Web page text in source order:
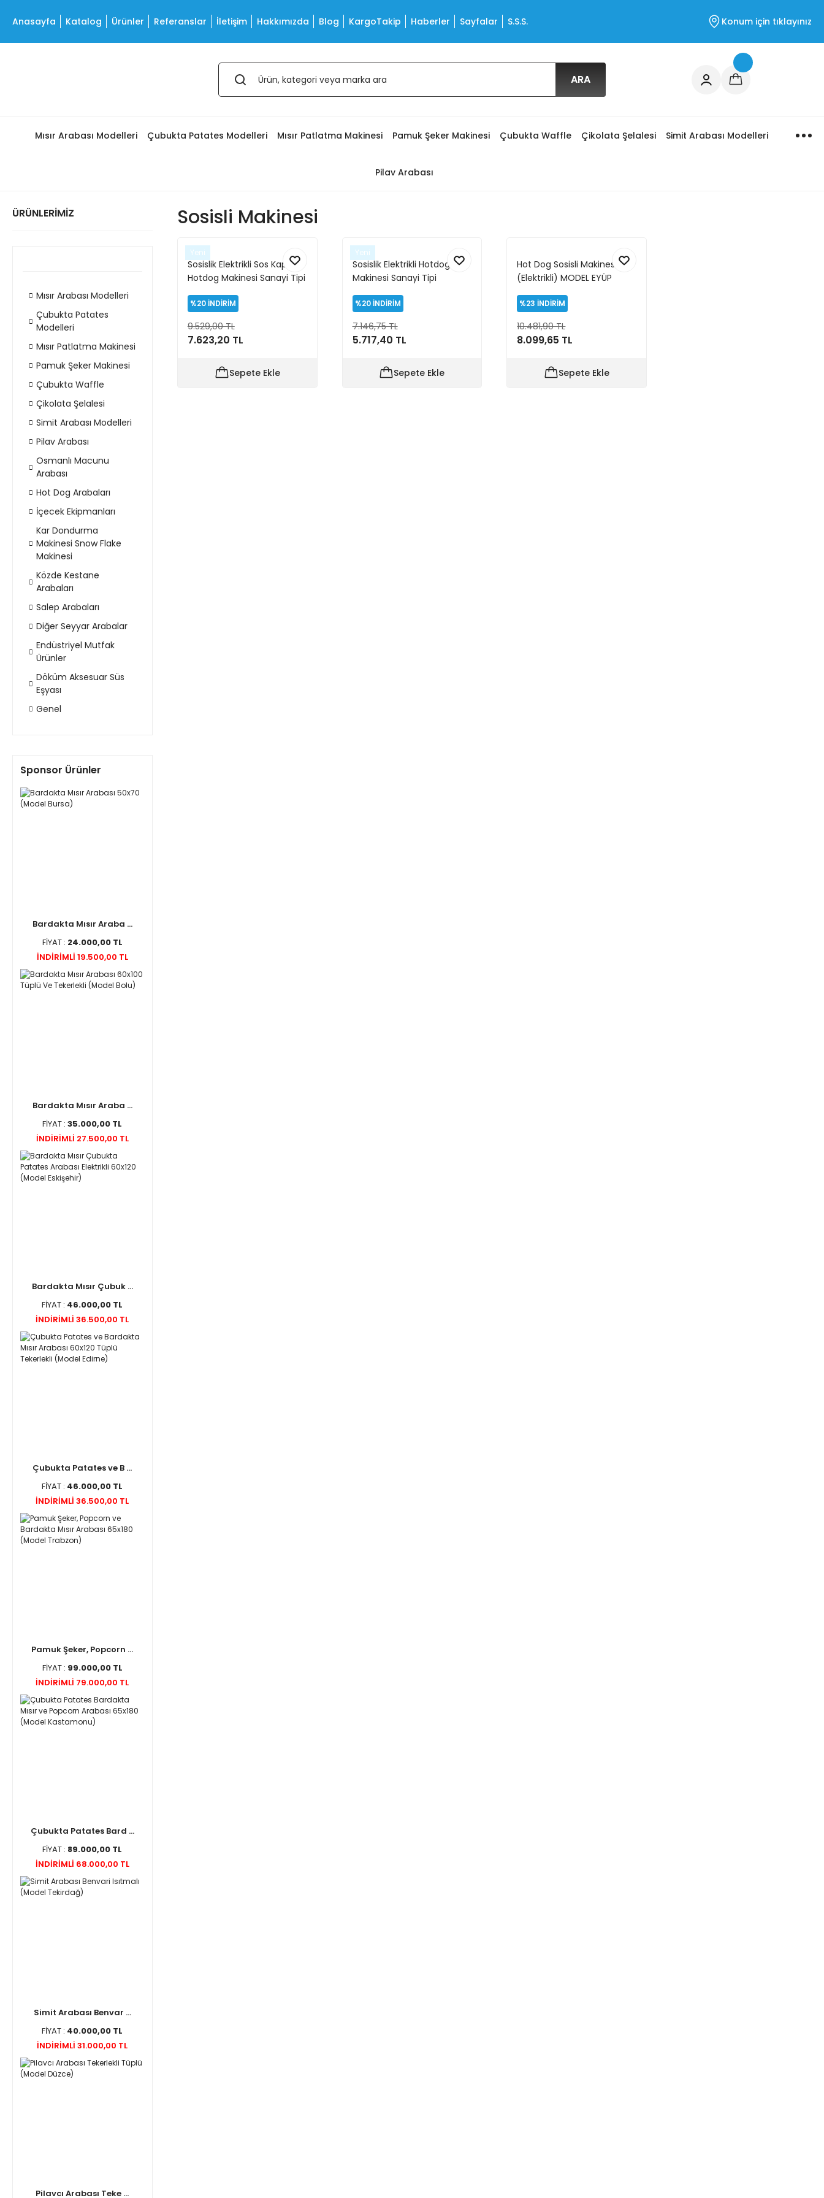
Anasayfa Katalog Ürünler Referanslar İletişim Hakkımızda Blog KargoTakip Haberler Sayfalar S.S.S. Konum için tıklayınız
ARA
Mısır Arabası Modelleri Çubukta Patates Modelleri Mısır Patlatma Makinesi Pamuk Şeker Makinesi Çubukta Waffle Çikolata Şelalesi Simit Arabası Modelleri
Pilav Arabası
ÜRÜNLERİMİZ
Mısır Arabası Modelleri
Çubukta Patates
Modelleri
Mısır Patlatma Makinesi
Pamuk Şeker Makinesi
Çubukta Waffle
Çikolata Şelalesi
Simit Arabası Modelleri
Pilav Arabası
Osmanlı Macunu
Arabası
Hot Dog Arabaları
İçecek Ekipmanları
Kar Dondurma
Makinesi Snow Flake
Makinesi
Közde Kestane
Arabaları
Salep Arabaları
Diğer Seyyar Arabalar
Endüstriyel Mutfak
Ürünler
Döküm Aksesuar Süs
Eşyası
Genel
Sponsor Ürünler
Bardakta Mısır Araba ...
FİYAT : 24.000,00 TL
İNDİRİMLİ 19.500,00 TL
Bardakta Mısır Araba ...
FİYAT :35.000,00 TL
İNDİRİMLİ 27.500,00 TL
Bardakta Mısır Çubuk ...
FİYAT : 46.000,00 TL
İNDİRİMLİ 36.500,00 TL
Çubukta Patates ve B ...
FİYAT : 46.000,00 TL
İNDİRİMLİ 36.500,00 TL
Pamuk Şeker, Popcorn ...
FİYAT : 99.000,00 TL
İNDİRİMLİ 79.000,00 TL
Çubukta Patates Bard ...
FİYAT : 89.000,00 TL
İNDİRİMLİ 68.000,00 TL
Simit Arabası Benvar ...
FİYAT : 40.000,00 TL
İNDİRİMLİ 31.000,00 TL
Pilavcı Arabası Teke ...
Sosisli Makinesi
Yeni
Sosislik Elektrikli Sos Kaplı
Hotdog Makinesi Sanayi Tipi
%20İNDİRİM
9.529,00 TL
7.623,20 TL
Sepete Ekle
Yeni
Sosislik Elektrikli Hotdog
Makinesi Sanayi Tipi
%20 İNDİRİM
7.146,75 TL
5.717,40 TL
Sepete Ekle
Hot Dog Sosisli Makinesi
(Elektrikli) MODEL EYÜP
%23 İNDİRİM
10.481,90 TL
8.099,65 TL
Sepete Ekle